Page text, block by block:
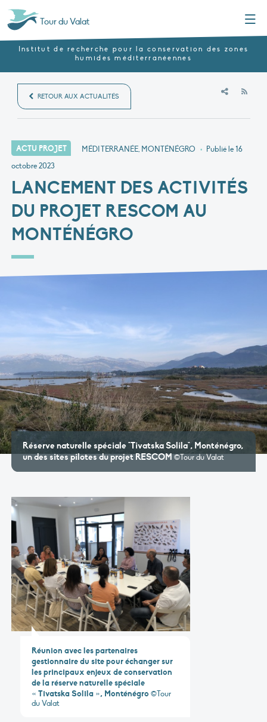
Tour du Valat
Institut de recherche pour la conservation des zones
humides méditerranéennes
RETOUR AUX ACTUALITÉS
ACTU PROJET MÉDITERRANÉE, MONTÉNÉGRO • Publié le16
octobre 2023
LANCEMENT DES ACTIVITÉS
DU PROJET RESCOM AU
MONTÉNÉGRO
Réserve naturelle spéciale "Tivatska Solila", Monténégro,
un des sites pilotes du projet RESCOM©Tour du Valat
Réunion avec les partenaires
gestionnaire du site pour échanger sur
les principaux enjeux de conservation
de la réserve naturelle spéciale
« Tivatska Solila », Monténégro©Tour
du Valat